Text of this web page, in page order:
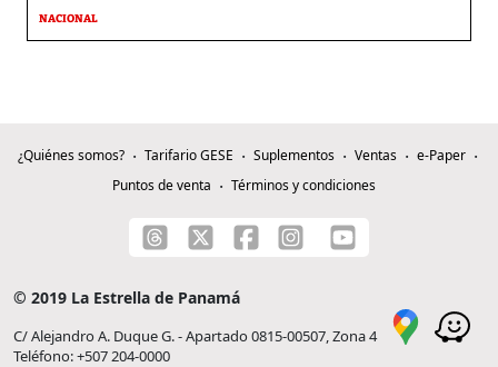
NACIONAL
¿Quiénes somos? Tarifario GESE Suplementos Ventas
e-Paper
Puntos de venta
Términos y condiciones
© 2019 La Estrella de Panamá
C/ Alejandro A. Duque G. - Apartado 0815-00507, Zona 4
Teléfono: +507 204-0000